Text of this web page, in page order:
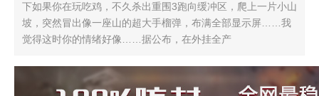
下如果你在玩吃鸡，不久杀出重围3跑向缓冲区，爬上一片小山
坡，突然冒出像一座山的超大手榴弹，布满全部显示屏……我
觉得这时你的情绪好像……据公布，在外挂全产